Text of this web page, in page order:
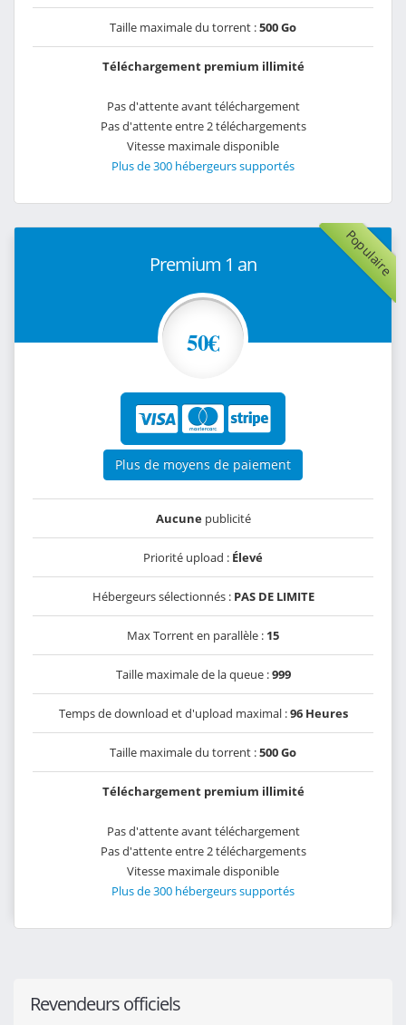
Taille maximale du torrent :500 Go
Téléchargement premium illimité
Pas d'attente avant téléchargement
Pas d'attente entre 2 téléchargements
Vitesse maximale disponible
Plus de 300 hébergeurs supportés
Populaire
Premium 1 an
50€
Plus de moyens de paiement
Aucunepublicité
Priorité upload : Élevé
Hébergeurs sélectionnés : PAS DE LIMITE
Max Torrent en parallèle : 15
Taille maximale de la queue :999
Temps de download et d'upload maximal :96 Heures
Taille maximale du torrent :500 Go
Téléchargement premium illimité
Pas d'attente avant téléchargement
Pas d'attente entre 2 téléchargements
Vitesse maximale disponible
Plus de 300 hébergeurs supportés
Revendeurs officiels